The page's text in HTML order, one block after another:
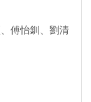
傅怡釧、劉清